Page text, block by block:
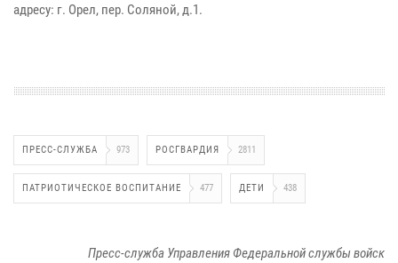
адресу: г. Орел, пер. Соляной, д.1.
ПРЕСС-СЛУЖБА 973 РОСГВАРДИЯ 2811
ПАТРИОТИЧЕСКОЕ ВОСПИТАНИЕ 477 ДЕТИ 438
Пресс-служба Управления Федеральной службы войск